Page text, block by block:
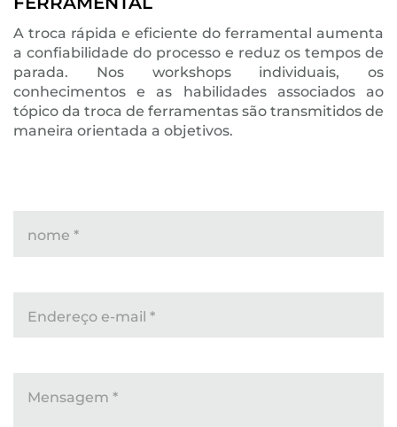
A troca rápida e eficiente do ferramental aumenta
a confiabilidade do processo e reduz os tempos de
parada. Nos workshops individuais, os
conhecimentos e as habilidades associados ao
tópico da troca de ferramentas são transmitidos de
maneira orientada a objetivos.
nome *
Endereço e-mail *
Mensagem *